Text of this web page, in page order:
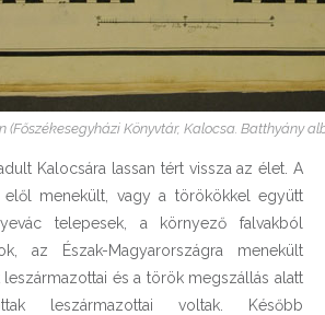
(Főszékesegyházi Könyvtár, Kalocsa. Batthyány
Kalocsára lassan tért vissza az élet. A
menekült, vagy a törökökkel együtt
telepesek, a környező falvakból
az Észak-Magyarországra menekült
leszármazottai és a török megszállás alatt
leszármazottai voltak. Később